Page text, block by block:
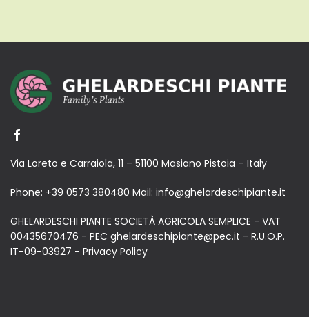
Via Loreto e Carraiola, 11 – 51100 Masiano Pistoia – Italy
Phone: +39 0573 380480 Mail: info@ghelardeschipiante.it
GHELARDESCHI PIANTE SOCIETÀ AGRICOLA SEMPLICE - VAT
00435670476 - PEC ghelardeschipiante@pec.it - R.U.O.P.
IT-09-03927 - Privacy Policy